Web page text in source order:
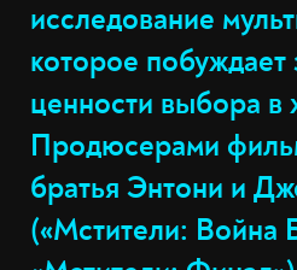
исследование
которое побуждает
ценности выбора в
Продюсерами
братья Энтони и
(«Мстители: Война